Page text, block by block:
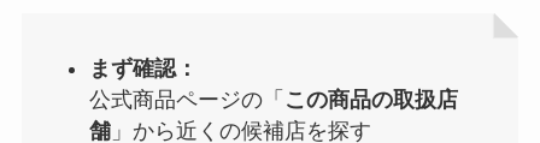
まず確認：
公式商品ページの「 この商品の取扱店
舗」から近くの候補店を探す